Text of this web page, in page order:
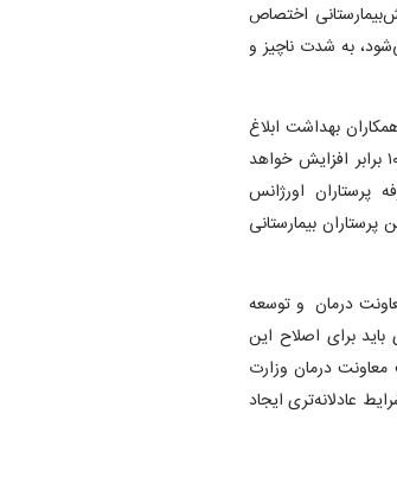
اختصاص
به شدت ناچیز و
بهداشت ابلاغ
شده است و دریافتی همکاران براساس دستورالعمل جدید نسبت به قبل تا حدود ۱۰ برابر افزایش خواهد
اورژانس
بیمارستانی
متشکل از معاونت درمان و توسعه
برای اصلاح این
درمان وزارت
عادلانه‌تری ایجاد